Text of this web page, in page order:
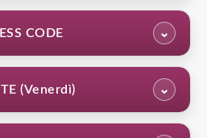
CODE ⌄
(Venerdì) ⌄